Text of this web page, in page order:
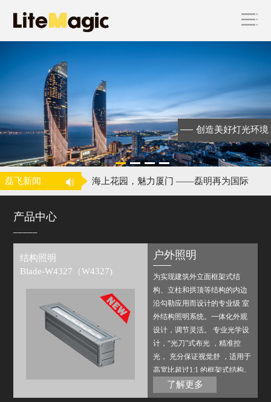
创造美好灯光环境
磊飞新闻
海上花园，魅力厦门 ——磊明再为国际
级会议
昕诺飞完成对磊明科技的收购
飞利浦照明收购中国城市景观照明企业
磊明
喜讯！磊明荣获中照奖二等奖！
海上花园，魅力厦门 ——磊明再为国际
产品中心
结构照明
Blade-W4327（W4327)
户外照明
为实现建筑外立面框架式结
构、立柱和拱顶等结构的内边
沿勾勒应用而设计的专业级 室
外结构照明系统。一体化外观
设计，调节灵活。 专业光学设
计，“光刀”式布光 ，精准控
光， 充分保证视觉舒 ，适用于
高宽比超过1:1 的框架式结构。
搭配磊飞内部或第三方标准控
制系统，可实现多种场景变
了解更多